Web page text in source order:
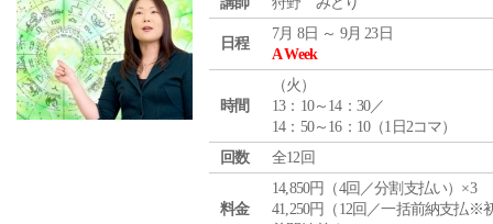
日程
7月 8日 ～ 9月 23日
A Week
時間
（火 ）
13：10～14：30／
14：50～16：10（1日2コマ）
回数
全12回
料金
14,850円（4回／分割支払い）×3
41,250円（12回／一括前納支払※